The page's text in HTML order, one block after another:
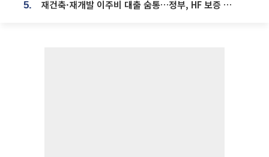
5. 재건축·재개발 이주비 대출 숨통…정부, HF 보증 신설 추진